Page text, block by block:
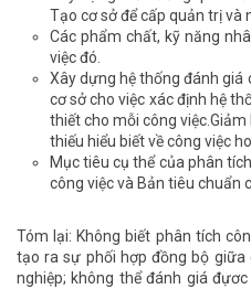
Tạo cơ sở để cấp quản trị và
Các phẩm chất, kỹ năng
việc đó.
Xây dựng hệ thống đánh giá
cơ sở cho việc xác định hệ
thiết cho mỗi công
thiếu hiểu biết về công việc
Mục tiêu cụ thể của phân
công việc và Bản tiêu chuẩn
Tóm lại: Không biết phân tích
tạo ra sự phối hợp đồng bộ
nghiệp; không thể đánh giá